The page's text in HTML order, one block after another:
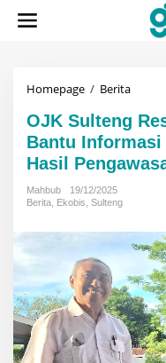
Homepage / BeritaOJK
Ruang
Bantu
dan
Hasil
OJK Sulteng
Bantu Informasi
Hasil
Mahbub
19/12/2025
Berita Ekobis Sulteng